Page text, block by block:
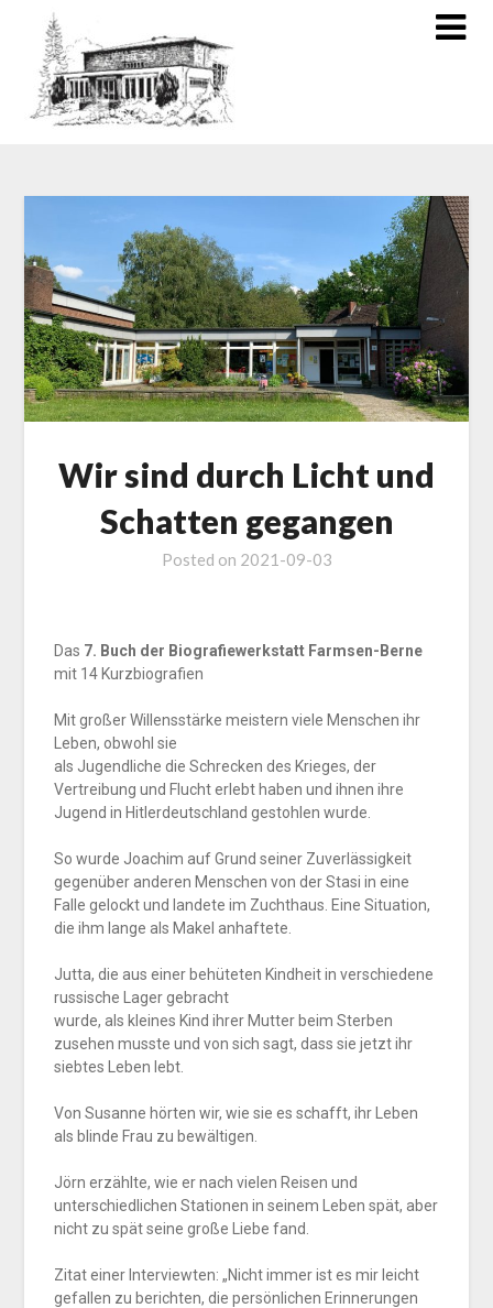
Wir sind durch Licht und
Schatten gegangen
Posted on 2021-09-03
Das 7. Buch der Biografiewerkstatt Farmsen-Berne
mit 14 Kurzbiografien
Mit großer Willensstärke meistern viele Menschen ihr
Leben, obwohl sie
als Jugendliche die Schrecken des Krieges, der
Vertreibung und Flucht erlebt haben und ihnen ihre
Jugend in Hitlerdeutschland gestohlen wurde.
So wurde Joachim auf Grund seiner Zuverlässigkeit
gegenüber anderen Menschen von der Stasi in eine
Falle gelockt und landete im Zuchthaus. Eine Situation,
die ihm lange als Makel anhaftete.
Jutta, die aus einer behüteten Kindheit in verschiedene
russische Lager gebracht
wurde, als kleines Kind ihrer Mutter beim Sterben
zusehen musste und von sich sagt, dass sie jetzt ihr
siebtes Leben lebt.
Von Susanne hörten wir, wie sie es schafft, ihr Leben
als blinde Frau zu bewältigen.
Jörn erzählte, wie er nach vielen Reisen und
unterschiedlichen Stationen in seinem Leben spät, aber
nicht zu spät seine große Liebe fand.
Zitat einer Interviewten: „Nicht immer ist es mir leicht
gefallen zu berichten, die persönlichen Erinnerungen